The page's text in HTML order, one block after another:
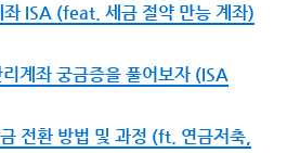
좌 ISA (feat. 세금 절약 만능 계좌)
계좌 궁금증을 풀어보자 (ISA
전환 방법 및 과정 (ft. 연금저축,